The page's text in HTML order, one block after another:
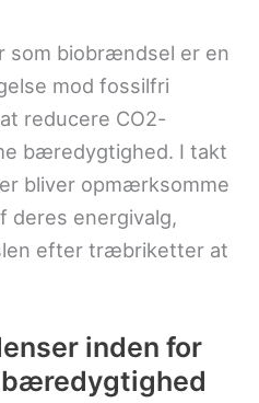
biobrændsel er en
mod fossilfri
reducere CO2-
bæredygtighed. I takt
bliver opmærksomme
deres energivalg,
efter træbriketter at
inden for